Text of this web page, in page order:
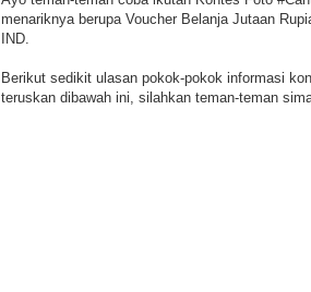
menariknya berupa Voucher Belanja Jutaan
IND.
Berikut sedikit ulasan pokok-pokok informasi
teruskan dibawah ini, silahkan teman-teman